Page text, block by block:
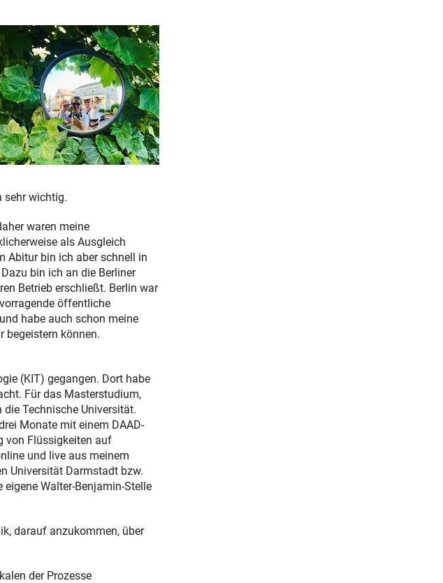
sehr wichtig.
waren meine
als Ausgleich
Abitur bin ich aber schnell in
bin ich an die Berliner
Betrieb erschließt. Berlin war
öffentliche
habe auch schon meine
begeistern können.
(KIT) gegangen. Dort habe
Für das Masterstudium,
Technische Universität.
Monate mit einem DAAD-
von Flüssigkeiten auf
und live aus meinem
Universität Darmstadt bzw.
Walter-Benjamin-Stelle
darauf anzukommen, über
der Prozesse